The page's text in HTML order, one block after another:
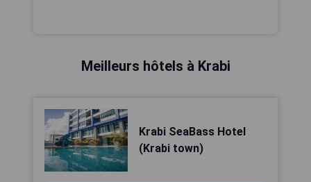
Meilleurs hôtels à Krabi
Krabi SeaBass Hotel
(Krabi town)